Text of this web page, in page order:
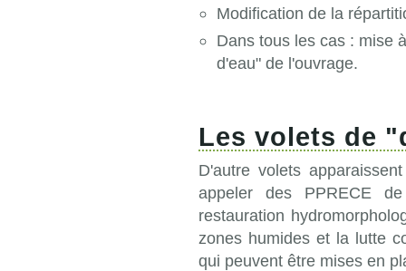
Modification de la
Dans tous les cas : mise
d'eau" de l'ouvrage.
Les volets de
D'autre volets
appeler des PPRECE
restauration
zones humides et la lutte
qui peuvent être mises en